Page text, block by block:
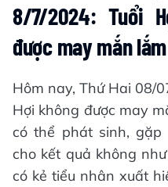
8/7/2024: Tuổi
được may mắn lắm
Hôm nay, Thứ Hai 08/
Hợi không được may
có thể phát sinh,
cho kết quả không
có kẻ tiểu nhân xuất